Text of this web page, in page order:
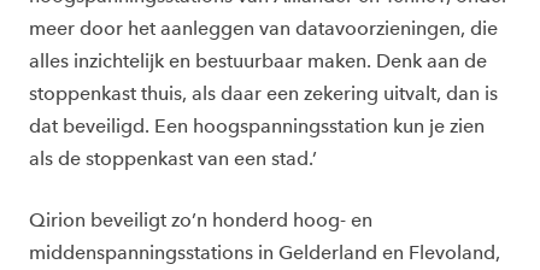
meer door het aanleggen van datavoorzieningen, die
alles inzichtelijk en bestuurbaar maken. Denk aan de
stoppenkast thuis, als daar een zekering uitvalt, dan is
dat beveiligd. Een hoogspanningsstation kun je zien
als de stoppenkast van een stad.’
Qirion beveiligt zo’n honderd hoog- en
middenspanningsstations in Gelderland en Flevoland,